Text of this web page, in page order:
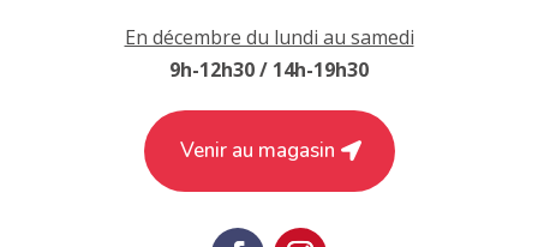
En décembre du lundi au samedi
9h-12h30 / 14h-19h30
Venir au magasin